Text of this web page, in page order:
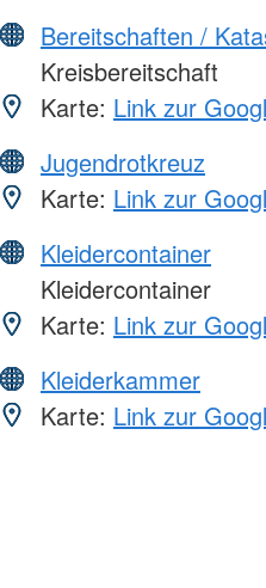
Bereitschaften /
Kreisbereitschaft
Karte: Link zur
Jugendrotkreuz
Karte: Link zur
Kleidercontainer
Kleidercontainer
Karte: Link zur
Kleiderkammer
Karte: Link zur